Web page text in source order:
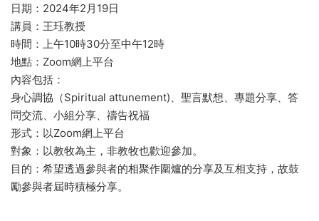
日期：2024年2月19日
講員：王珏教授
時間：上午10時30分至中午12時
地點：Zoom網上平台
內容包括：
身心調協（Spiritual attunement)、聖言默想、專題分享、答
問交流、小組分享、禱告祝福
形式：以Zoom網上平台
對象：以教牧為主，非教牧也歡迎參加。
目的：希望透過參與者的相聚作圍爐的分享及互相支持，故鼓
勵參與者屆時積極分享。